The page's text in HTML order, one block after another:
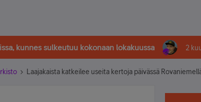
kunnes sulkeutuu kokonaan lokakuussa 2
Laajakaista katkeilee useita kertoja päivässä